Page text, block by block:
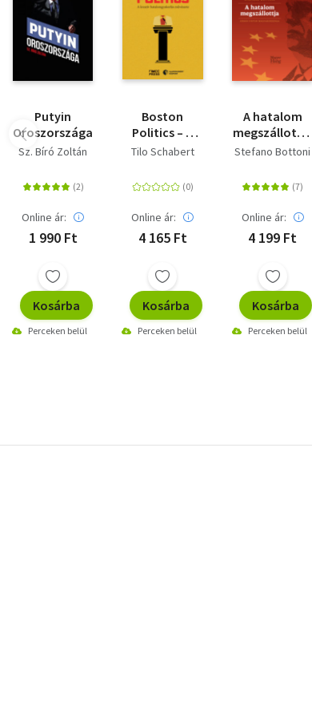
Putyin
Oroszországa
Sz. Bíró Zoltán
Online ár:
1 990 Ft
Kosárba
Perceken belül
Boston
Politics – A
kreatív
művészete
Tilo Schabert
Online ár:
4 165 Ft
Kosárba
Perceken belül
A hatalom
megszállottja
- Orbán Viktor
Stefano Bottoni
Online ár:
4 199 Ft
Kosárba
Perceken belül